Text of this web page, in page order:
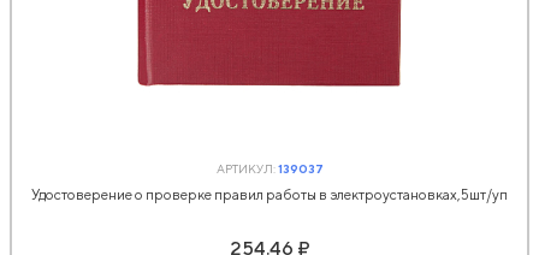
АРТИКУЛ:139037
Удостоверение о проверке правил работы в электроустановках,5шт/уп
254.46 ₽